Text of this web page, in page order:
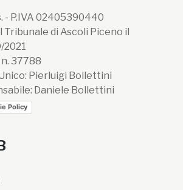
- P.IVA 02405390440
di Ascoli Piceno il
2021
n. 37788
Pierluigi Bollettini
Daniele Bollettini
Policy